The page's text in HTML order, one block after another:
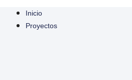
Inicio
Proyectos